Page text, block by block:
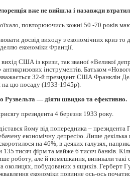
вже не вийшла і назавжди
повторюючись кожні 50 -70 років
досвід виходу з економічних криз
економіки Франції.
США із кризи, так званої «Великої
інструментів. Батьком
32-й президент США Франклін
на цю посаду (1933-1945р).
Рузвельта — діяти швидко та ефективно.
президента 4 березня 1933 року.
йому від попередника – президента
економічну депресію. Лише
на 46%, в деяких галузях,
135 тисяч фірм та майже 6 тисяч банків.
роботу, але й помешкання, виникали такі
околицях, побудованих з ящиків. Герберт
економіки повинне ось-ось